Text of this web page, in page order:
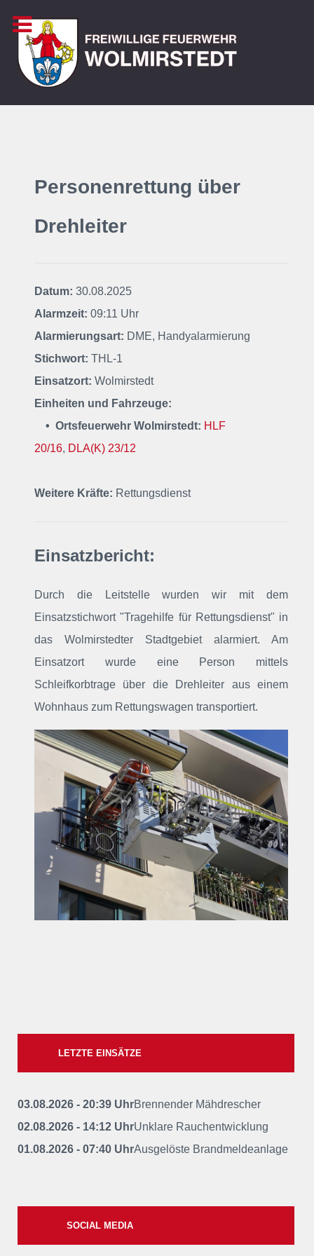
Personenrettung über
Drehleiter
Datum: 30.08.2025
Alarmzeit: 09:11 Uhr
Alarmierungsart: DME, Handyalarmierung
Stichwort: THL-1
Einsatzort: Wolmirstedt
Einheiten und Fahrzeuge:
• Ortsfeuerwehr Wolmirstedt: HLF
20/16, DLA(K) 23/12
Weitere Kräfte: Rettungsdienst
Einsatzbericht:
Durch die Leitstelle wurden wir mit dem
Einsatzstichwort "Tragehilfe für Rettungsdienst" in
das Wolmirstedter Stadtgebiet alarmiert. Am
Einsatzort wurde eine Person mittels
Schleifkorbtrage über die Drehleiter aus einem
Wohnhaus zum Rettungswagen transportiert.
LETZTE EINSÄTZE
03.08.2026 - 20:39 UhrBrennender Mähdrescher
02.08.2026 - 14:12 UhrUnklare Rauchentwicklung
01.08.2026 - 07:40 UhrAusgelöste Brandmeldeanlage
SOCIAL MEDIA